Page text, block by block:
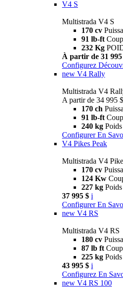
V4 S
Multistrada V4 S
170 cv
91 lb-ft
232 Kg
À partir de 31 995
Configurez
new V4 Rally
Multistrada V4
A partir de 34 995 $
170 ch
91 lb-ft
240 kg
Configurer En
V4 Pikes Peak
Multistrada V4
170 cv
124 Kw
227 kg
37 995 $ i
Configurer En
new V4 RS
Multistrada V4 RS
180 cv
87 lb ft
225 kg
43 995 $ i
Configurez En
new V4 RS 100